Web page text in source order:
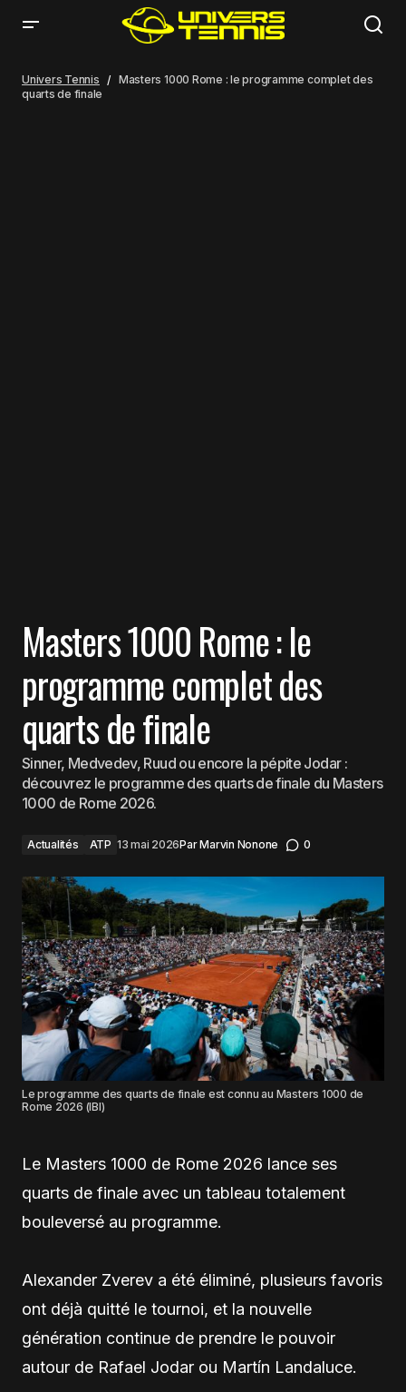
Univers Tennis
Masters 1000 Rome : le programme complet des
quarts de finale
Masters 1000 Rome : le
programme complet des
quarts de finale
Sinner, Medvedev, Ruud ou encore la pépite Jodar :
découvrez le programme des quarts de finale du Masters
1000 de Rome 2026.
Actualités ATP 13 mai 2026ParMarvin Nonone 0
Le programme des quarts de finale est connu au Masters 1000 de
Rome 2026 (IBI)
Le Masters 1000 de Rome 2026 lance ses
quarts de finale avec un tableau totalement
bouleversé au programme.
Alexander Zverev a été éliminé, plusieurs favoris
ont déjà quitté le tournoi, et la nouvelle
génération continue de prendre le pouvoir
autour de Rafael Jodar ou Martín Landaluce.